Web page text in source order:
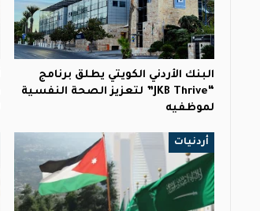
البنك الأردني الكويتي يطلق برنامج
“JKB Thrive” لتعزيز الصحة النفسية
لموظفيه
أردنيات